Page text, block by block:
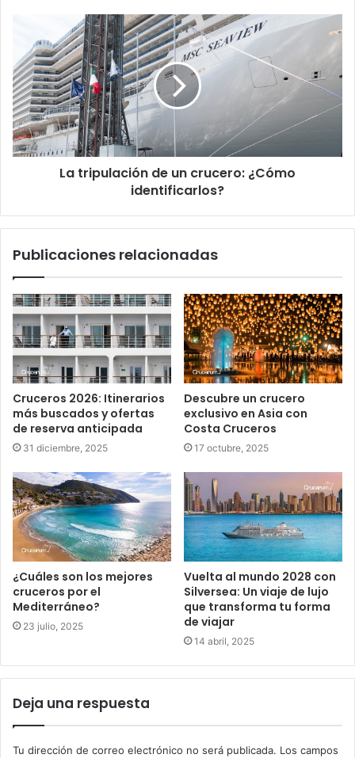
La tripulación de un crucero: ¿Cómo
identificarlos?
Publicaciones relacionadas
Cruceros 2026: Itinerarios
más buscados y ofertas
de reserva anticipada
31 diciembre, 2025
Descubre un crucero
exclusivo en Asia con
Costa Cruceros
17 octubre, 2025
¿Cuáles son los mejores
cruceros por el
Mediterráneo?
23 julio, 2025
Vuelta al mundo 2028 con
Silversea: Un viaje de lujo
que transforma tu forma
de viajar
14 abril, 2025
Deja una respuesta
Tu dirección de correo electrónico no será publicada. Los campos